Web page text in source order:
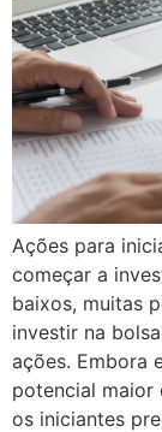
Ações para
começar a
baixos, muitas
investir na
ações. Embora
potencial maior
os iniciantes